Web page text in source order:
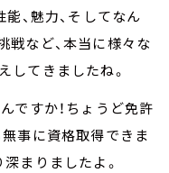
能、魅力、そしてなん
戦など、本当に様々な
してきましたね。
ですか！ちょうど免許
事に資格取得できま
まりましたよ。